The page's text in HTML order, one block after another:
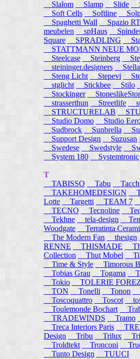
Slalom
Slamp Slide
Soft Cells
Softline
Spaghetti Wall
Spazio RT
meubelen
spHaus
Square
SPRADLING
STATTMANN NEUE
Steelcase
Steinberg
steininger.designers
Stella
Steng Licht
Stepevi
stglicht
Stickbee Stilo
Stockinger
strasserthun
Streetlife
STRUCTURELAB
Studio Domo
Studio
Sudbrock
Sunbrella
Support Design
Suzusan
Swedese
Swedstyle
System 180
Systemtronic
T
TABISSO
Tabu
TAKEHOMEDESIGN
Lotte
Targetti TEAM 7
TECNO
Tecnoline
Tekhne
tela-design
Woodgate
Terratinta
The Modern Fan
thesign
RENNE
THISMADE
Collection
Thut Mobel
Time & Style
Timorous
Tobias Grau
Togama
Tokio
TOLERIE
TON
Tonelli Tonon
Toscoquattro
Toscot
Toulemonde Bochart
TRADEWINDS
Tramo
Treca Interiors Paris
Design
Tribu Trilux
Troldtekt Tronconi
Tunto Design
TUUCI